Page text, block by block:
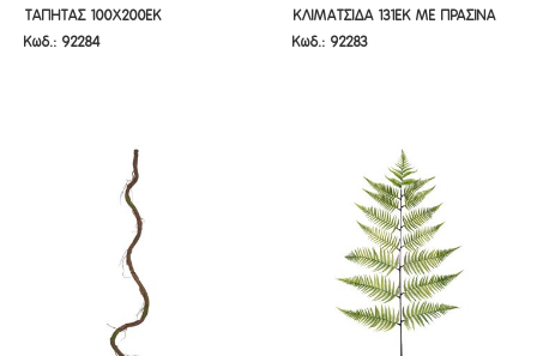
ΤΑΠΗΤΑΣ 100Χ200ΕΚ
ΥΦΑΣΜΑΤΙΝΟΣ
ΤΑΠΗΤΑΣ 100Χ200ΕΚ
ΥΦΑΣΜΑΤΙΝΟΣ
Κωδ.: 92284
ΚΛΙΜΑΤΣΙΔΑ 131ΕΚ ΜΕ ΠΡΑΣΙΝΑ
ΑΝΘΑΚΙΑ
ΚΛΙΜΑΤΣΙΔΑ 131ΕΚ ΜΕ ΠΡΑΣΙΝΑ
ΑΝΘΑΚΙΑ
Κωδ.: 92283